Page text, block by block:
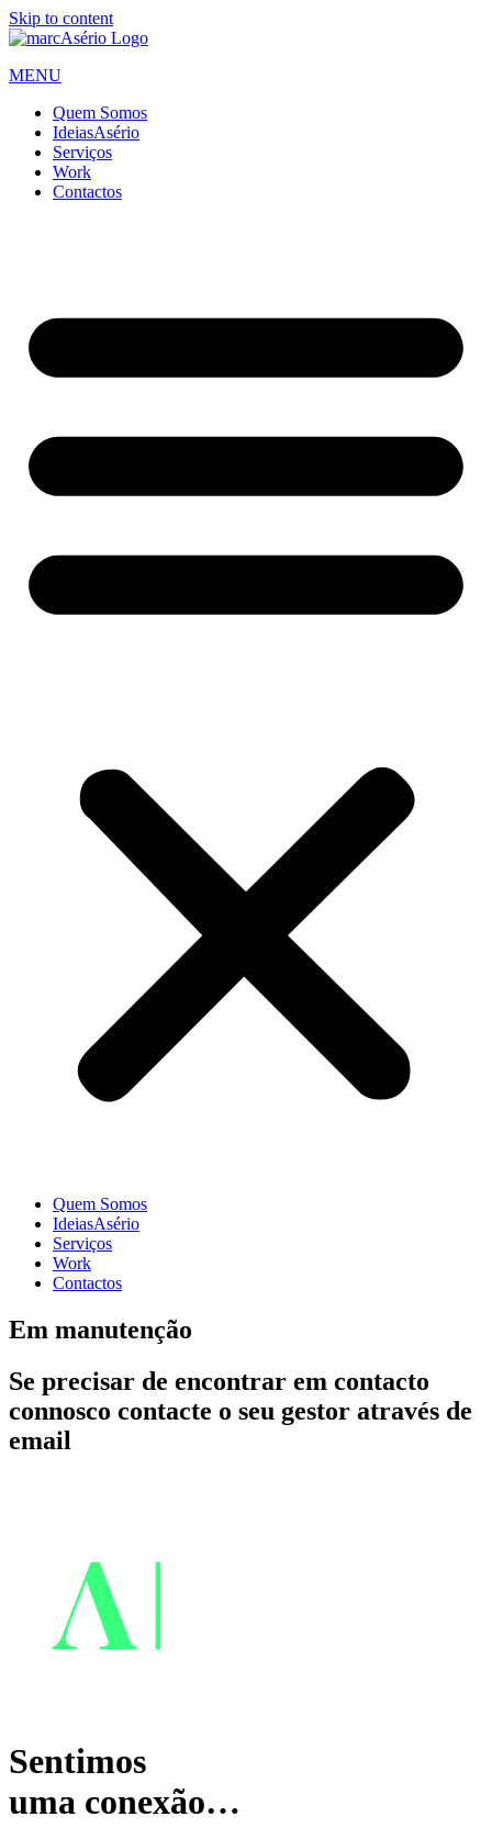
Skip to content
MENU
Quem Somos
IdeiasAsério
Serviços
Work
Contactos
Quem Somos
IdeiasAsério
Serviços
Work
Contactos
Em manutenção
Se precisar de encontrar em contacto
connosco contacte o seu gestor através de
email
Sentimos
uma conexão…